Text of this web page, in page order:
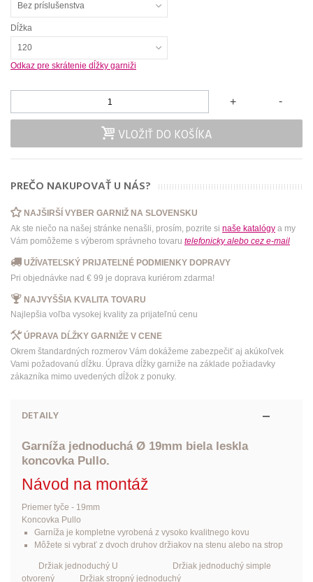
Bez príslušenstva
Dĺžka
120
Odkaz pre skrátenie dĺžky garniži
-
+
VLOŽIŤ DO KOŠÍKA
PREČO NAKUPOVAŤ U NÁS?
NAJŠIRŠÍ VYBER GARNIŽ NA SLOVENSKU
Ak ste niečo na našej stránke nenašli, prosím, pozrite si naše katalógy a my
Vám pomôžeme s výberom správneho tovaru telefonicky alebo cez e-mail
UŽÍVATEĽSKÝ PRIJATEĽNÉ PODMIENKY DOPRAVY
Pri objednávke nad € 99 je doprava kuriérom zdarma!
NAJVYŠŠIA KVALITA TOVARU
Najlepšia voľba vysokej kvality za prijateľnú cenu
ÚPRAVA DĹŽKY GARNIŽE V CENE
Okrem štandardných rozmerov Vám dokážeme zabezpečiť aj akúkoľvek
Vami požadovanú dĺžku. Úprava dĺžky garniže na základe požiadavky
zákazníka mimo uvedených dĺžok z ponuky.
DETAILY
Garníža jednoduchá Ø 19mm biela leskla
koncovka Pullo.
Návod na montáž
Priemer tyče - 19mm
Koncovka Pullo
Garníža je kompletne vyrobená z vysoko kvalitnego kovu
Môžete si vybrať z dvoch druhov držiakov na stenu alebo na strop
Držiak jednoduchý U Držiak jednoduchý simple
otvorený Držiak stropný jednoduchý